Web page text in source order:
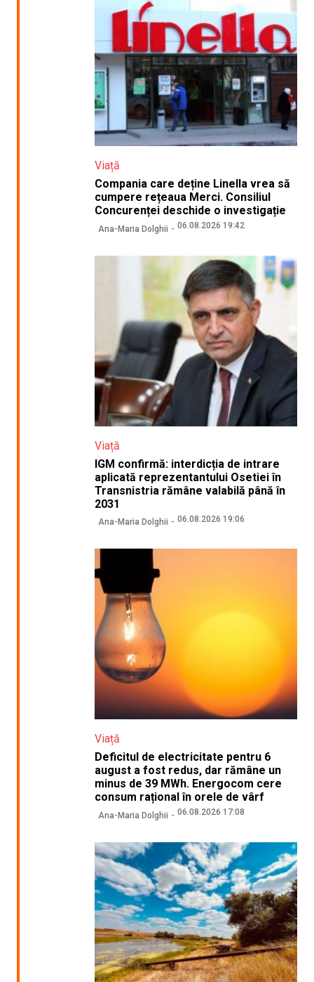
Viață
Compania care deține Linella vrea să
cumpere rețeaua Merci. Consiliul
Concurenței deschide o investigație
Ana-Maria Dolghii 06.08.2026 19:42
Viață
IGM confirmă: interdicția de intrare
aplicată reprezentantului Osetiei în
Transnistria rămâne valabilă până în
2031
Ana-Maria Dolghii 06.08.2026 19:06
Viață
Deficitul de electricitate pentru 6
august a fost redus, dar rămâne un
minus de 39 MWh. Energocom cere
consum rațional în orele de vârf
Ana-Maria Dolghii 06.08.2026 17:08